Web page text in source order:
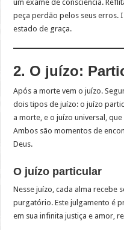
um exame de consciência.
peça perdão pelos seus erros.
estado de graça.
2. O juízo:
Após a morte vem o juízo.
dois tipos de juízo: o juízo
a morte, e o juízo universal,
Ambos são momentos de
Deus.
O juízo particular
Nesse juízo, cada alma recebe
purgatório. Este julgamento é
em sua infinita justiça e amor,